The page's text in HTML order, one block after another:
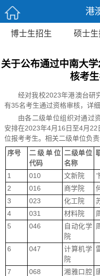
港
博士生招生 硕士生
关于公布通过中南大
核考
经对我校2023年港澳台研
有35名考生通过资格审核，详
由各二级单位组织对通过
安排在2023年4月16日至4月
位报考考生。相关二级单位负责
序号
二级单位
代码
二级单位
名称
1 010 文新院
2
016 商学院
3
023 化工院
4
031 材料院
5
046
自动化学
院
6 047
计算机学
院
7 068
湘雅口腔